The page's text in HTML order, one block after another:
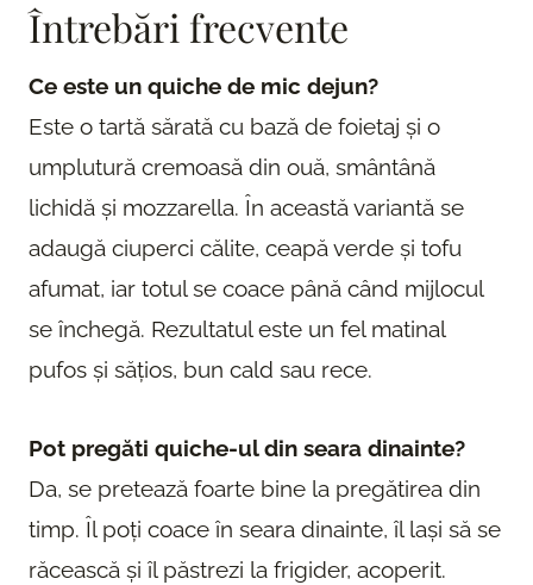
Întrebări frecvente
Ce este un quiche de mic dejun?
Este o tartă sărată cu bază de foietaj și o
umplutură cremoasă din ouă, smântână
lichidă și mozzarella. În această variantă se
adaugă ciuperci călite, ceapă verde și tofu
afumat, iar totul se coace până când mijlocul
se închegă. Rezultatul este un fel matinal
pufos și sățios, bun cald sau rece.
Pot pregăti quiche-ul din seara dinainte?
Da, se pretează foarte bine la pregătirea din
timp. Îl poți coace în seara dinainte, îl lași să se
răcească și îl păstrezi la frigider, acoperit.